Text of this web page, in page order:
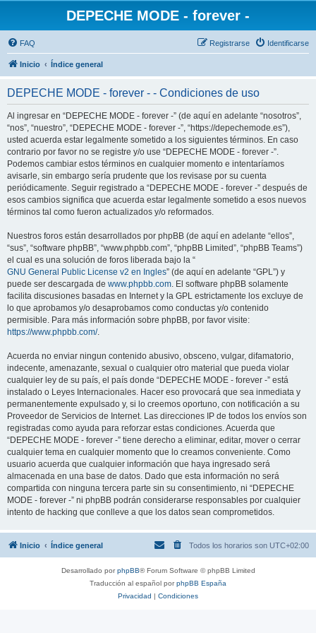
DEPECHE MODE - forever -
FAQ Identificarse
Registrarse
Inicio Índice general
DEPECHE MODE - forever - - Condiciones de uso
Al ingresar en “DEPECHE MODE - forever -” (de aquí en adelante “nosotros”,
“nos”, “nuestro”, “DEPECHE MODE - forever -”, “https://depechemode.es”),
usted acuerda estar legalmente sometido a los siguientes términos. En caso
contrario por favor no se registre y/o use “DEPECHE MODE - forever -”.
Podemos cambiar estos términos en cualquier momento e intentaríamos
avisarle, sin embargo sería prudente que los revisase por su cuenta
periódicamente. Seguir registrado a “DEPECHE MODE - forever -” después de
esos cambios significa que acuerda estar legalmente sometido a esos nuevos
términos tal como fueron actualizados y/o reformados.
Nuestros foros están desarrollados por phpBB (de aquí en adelante “ellos”,
“sus”, “software phpBB”, “www.phpbb.com”, “phpBB Limited”, “phpBB Teams”)
el cual es una solución de foros liberada bajo la “
GNU General Public License v2 en Ingles” (de aquí en adelante “GPL”) y
puede ser descargada de www.phpbb.com. El software phpBB solamente
facilita discusiones basadas en Internet y la GPL estrictamente los excluye de
lo que aprobamos y/o desaprobamos como conductas y/o contenido
permisible. Para más información sobre phpBB, por favor visite:
https://www.phpbb.com/.
Acuerda no enviar ningun contenido abusivo, obsceno, vulgar, difamatorio,
indecente, amenazante, sexual o cualquier otro material que pueda violar
cualquier ley de su país, el país donde “DEPECHE MODE - forever -” está
instalado o Leyes Internacionales. Hacer eso provocará que sea inmediata y
permanentemente expulsado y, si lo creemos oportuno, con notificación a su
Proveedor de Servicios de Internet. Las direcciones IP de todos los envíos son
registradas como ayuda para reforzar estas condiciones. Acuerda que
“DEPECHE MODE - forever -” tiene derecho a eliminar, editar, mover o cerrar
cualquier tema en cualquier momento que lo creamos conveniente. Como
usuario acuerda que cualquier información que haya ingresado será
almacenada en una base de datos. Dado que esta información no será
compartida con ninguna tercera parte sin su consentimiento, ni “DEPECHE
MODE - forever -” ni phpBB podrán considerarse responsables por cualquier
intento de hacking que conlleve a que los datos sean comprometidos.
Inicio Índice general Todos los horarios son UTC+02:00
Desarrollado porphpBB® Forum Software © phpBB Limited
Traducción al español porphpBB España
Privacidad | Condiciones